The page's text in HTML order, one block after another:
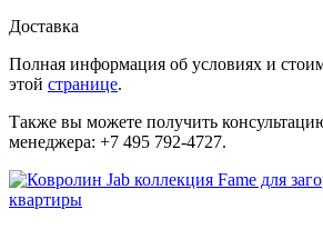
Доставка
Полная информация об условиях и
этой странице.
Также вы можете получить
менеджера: +7 495 792-4727.